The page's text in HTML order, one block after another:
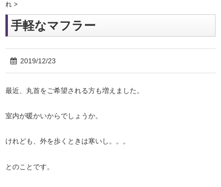
れ >
手軽なマフラー
2019/12/23
最近、丸首をご希望される方も増えました。
室内が暖かいからでしょうか。
けれども、外を歩くときは寒いし。。。
とのことです。